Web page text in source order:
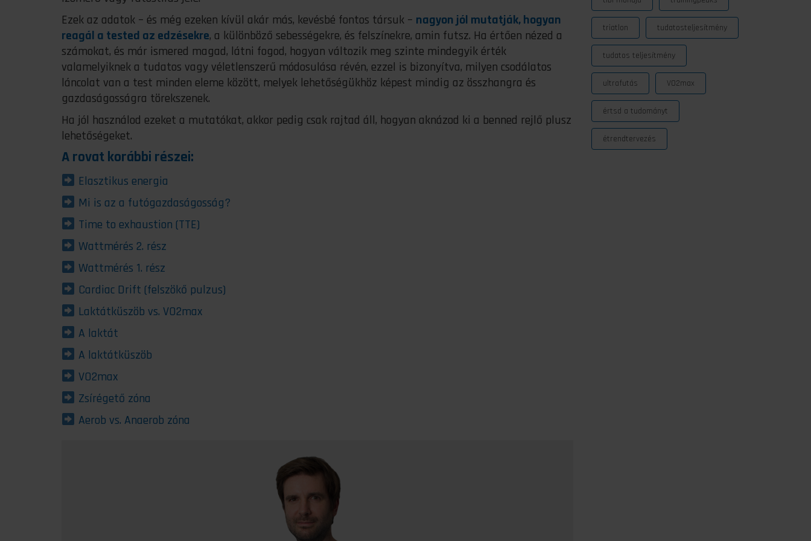
Ezek az adatok – és még ezeken kívül akár más, kevésbé fontos társuk – nagyon jól mutatják, hogyan
reagál a tested az edzésekre, a különböző sebességekre, és felszínekre, amin futsz. Ha értően nézed a
számokat, és már ismered magad, látni fogod, hogyan változik meg szinte mindegyik érték
valamelyiknek a tudatos vagy véletlenszerű módosulása révén, ezzel is bizonyítva, milyen csodálatos
láncolat van a test minden eleme között, melyek lehetőségükhöz képest mindig az összhangra és
gazdaságosságra törekszenek.
Ha jól használod ezeket a mutatókat, akkor pedig csak rajtad áll, hogyan aknázod ki a benned rejlő plusz
lehetőségeket.
A rovat korábbi részei:
Elasztikus energia
Mi is az a futógazdaságosság?
Time to exhaustion (TTE)
Wattmérés 2. rész
Wattmérés 1. rész
Cardiac Drift (felszökő pulzus)
Laktátküszöb vs. VO2max
A laktát
A laktátküszöb
VO2max
Zsírégető zóna
Aerob vs. Anaerob zóna
triatlon tudatosteljesítmény
tudatos teljesítmény
ultrafutás VO2max
értsd a tudományt
étrendtervezés